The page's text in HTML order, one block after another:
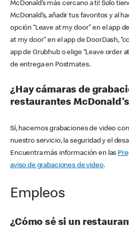
McDonald’s más cercano a ti! Solo
McDonald’s, añadir tus favoritos y al
opción “Leave at my door” en el app
at my door” en el app de DoorDash,
app de Grubhub o elige “Leave order
de entrega en Postmates.
¿Hay cámaras de
restaurantes
Sí, hacemos grabaciones de video
nuestro servicio, la seguridad y el
Encuentra más información en las
aviso de grabaciones de video.
Empleos
¿Cómo sé si un